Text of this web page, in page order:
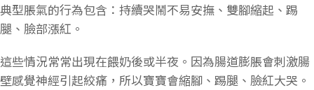
典型脹氣的行為包含：持續哭鬧不易安撫、雙腳縮起、踢
腿、臉部漲紅。
這些情況常常出現在餵奶後或半夜。因為腸道膨脹會刺激腸
壁感覺神經引起絞痛，所以寶寶會縮腳、踢腿、臉紅大哭。